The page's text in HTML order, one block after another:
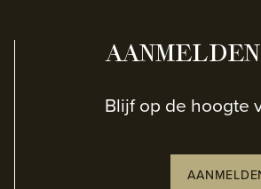
Blijf op de hoogte